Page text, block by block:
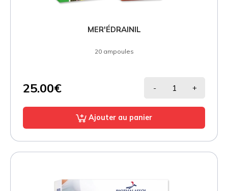
MER'ÉDRAINIL
20 ampoules
25.00€ - +
Ajouter au panier